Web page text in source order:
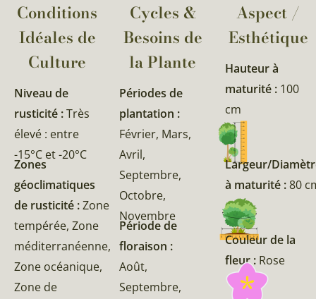
Conditions
Idéales de
Culture
Niveau de
rusticité :Très
élevé : entre
-15°C et -20°C
Zones
géoclimatiques
de rusticité :Zone
tempérée, Zone
méditerranéenne,
Zone océanique,
Zone de
Cycles &
Besoins de
la Plante​
Périodes de
plantation :
Février, Mars,
Avril,
Septembre,
Octobre,
Novembre
Période de
floraison :
Août,
Septembre,
Aspect /
Esthétique
Hauteur à
maturité : 100
cm
Largeur/
à maturité :80
Couleur de la
fleur : Rose